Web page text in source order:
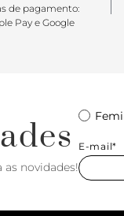
de pagamento:
Pay e Google
novidades!
E-mail*